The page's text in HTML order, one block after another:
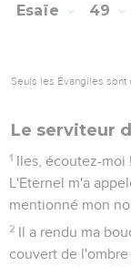
Esaïe 49
Seuls les Évangiles
Le serviteur
1 Iles, écoutez-moi
L'Eternel m'a
mentionné mon
2 Il a rendu ma
couvert de